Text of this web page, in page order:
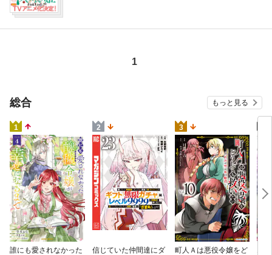
安藤正基 太田ごう カラスヤサトシ
1
総合 もっと見る
1
誰にも愛されなかった
2
信じていた仲間達にダ
3
町人Ａは悪役令嬢をど